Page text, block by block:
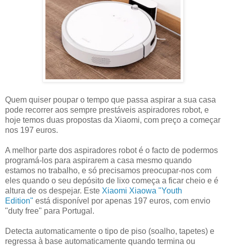
Quem quiser poupar o tempo que passa aspirar a sua casa
pode recorrer aos sempre prestáveis aspiradores robot, e
hoje temos duas propostas da Xiaomi, com preço a começar
nos 197 euros.
A melhor parte dos aspiradores robot é o facto de podermos
programá-los para aspirarem a casa mesmo quando
estamos no trabalho, e só precisamos preocupar-nos com
eles quando o seu depósito de lixo começa a ficar cheio e é
altura de os despejar. Este Xiaomi Xiaowa "Youth
Edition" está disponível por apenas 197 euros, com envio
"duty free" para Portugal.
Detecta automaticamente o tipo de piso (soalho, tapetes) e
regressa à base automaticamente quando termina ou